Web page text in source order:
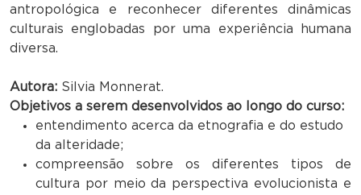
antropológica e reconhecer diferentes dinâmicas
culturais englobadas por uma experiência humana
diversa.
Autora: Silvia Monnerat.
Objetivos a serem desenvolvidos ao longo do curso:
entendimento acerca da etnografia e do estudo
da alteridade;
compreensão sobre os diferentes tipos de
cultura por meio da perspectiva evolucionista e